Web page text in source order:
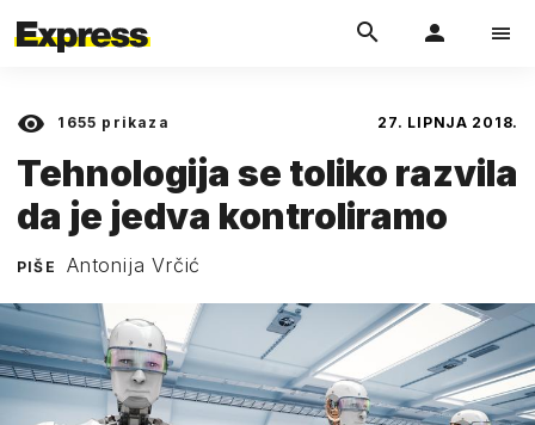
1655 prikaza 27. LIPNJA 2018.
Tehnologija se toliko razvila
da je jedva kontroliramo
PIŠE Antonija Vrčić